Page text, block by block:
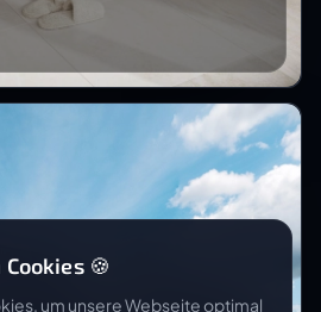
🍪
um unsere Webseite optimal